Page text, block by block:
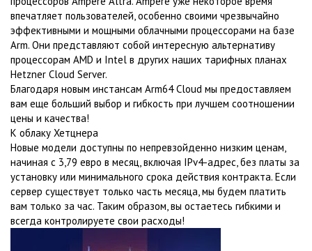
впечатляет пользователей, особенно своими чрезвычайно
эффективными и мощными облачными процессорами на базе
Arm. Они представляют собой интересную альтернативу
процессорам AMD и Intel в других наших тарифных планах
Hetzner Cloud Server.
Благодаря новым инстансам Arm64 Cloud мы предоставляем
вам еще больший выбор и гибкость при лучшем соотношении
цены и качества!
К облаку Хетцнера
Новые модели доступны по непревзойденно низким ценам,
начиная с 3,79 евро в месяц, включая IPv4-адрес, без платы за
установку или минимального срока действия контракта. Если
сервер существует только часть месяца, мы будем платить
вам только за час. Таким образом, вы остаетесь гибкими и
всегда контролируете свои расходы!